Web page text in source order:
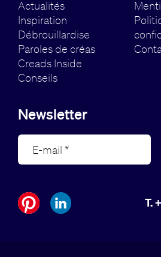
Actualités
Inspiration
Débrouillardise
Paroles de créas
Creads Inside
Conseils
Newsletter
T.